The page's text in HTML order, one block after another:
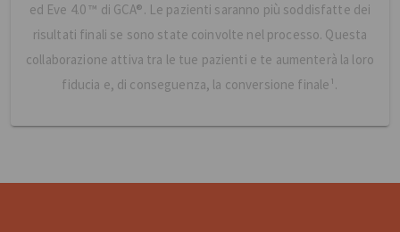
ed Eve 4.0 ™ di GCA®. Le pazienti saranno più soddisfatte dei
risultati finali se sono state coinvolte nel processo. Questa
collaborazione attiva tra le tue pazienti e te aumenterà la loro
fiducia e, di conseguenza, la conversione finale¹.